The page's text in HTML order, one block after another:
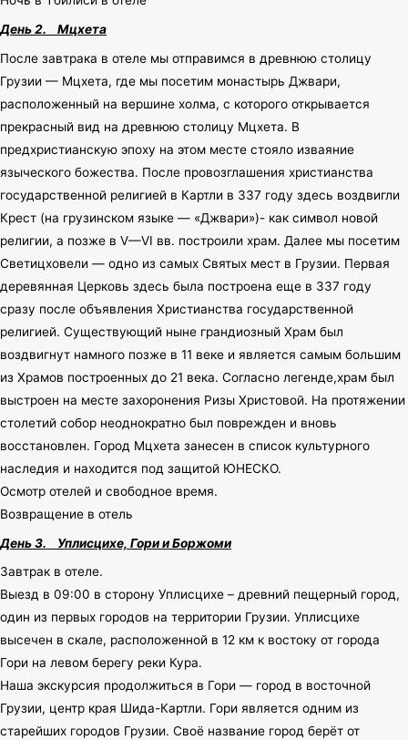
День 2.
Мцхета
После завтрака в отеле мы отправимся в древнюю столицу
Грузии — Мцхета, где мы посетим монастырь Джвари,
расположенный на вершине холма, с которого открывается
прекрасный вид на древнюю столицу Мцхета. В
предхристианскую эпоху на этом месте стояло изваяние
языческого божества. После провозглашения христианства
государственной религией в Картли в 337 году здесь воздвигли
Крест (на грузинском языке — «Джвари»)- как символ новой
религии, а позже в V—VI вв. построили храм. Далее мы посетим
Светицховели — одно из самых Святых мест в Грузии. Первая
деревянная Церковь здесь была построена еще в 337 году
сразу после объявления Христианства государственной
религией. Существующий ныне грандиозный Храм был
воздвигнут намного позже в 11 веке и является самым большим
из Храмов построенных до 21 века. Согласно легенде,храм был
выстроен на месте захоронения Ризы Христовой. На протяжении
столетий собор неоднократно был поврежден и вновь
восстановлен. Город Мцхета занесен в список культурного
наследия и находится под защитой ЮНЕСКО.
Осмотр отелей и свободное время.
Возвращение в отель
День 3.
Уплисцихе, Гори и Боржоми
Завтрак в отеле.
Выезд в 09:00 в сторону Уплисцихе – древний пещерный город,
один из первых городов на территории Грузии. Уплисцихе
высечен в скале, расположенной в 12 км к востоку от города
Гори на левом берегу реки Кура.
Наша экскурсия продолжиться в Гори — город в восточной
Грузии, центр края Шида-Картли. Гори является одним из
старейших городов Грузии. Своё название город берёт от